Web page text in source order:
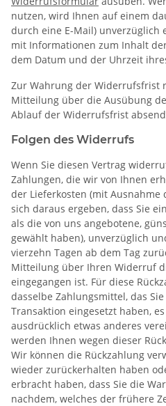
nutzen, wird Ihnen auf einem
durch eine E-Mail) unverzüglich
mit Informationen zum Inhalt
dem Datum und der Uhrzeit
Zur Wahrung der Widerrufsfrist
Mitteilung über die Ausübung
Ablauf der Widerrufsfrist
Folgen des Widerrufs
Wenn Sie diesen Vertrag
Zahlungen, die wir von Ihnen
der Lieferkosten (mit Ausnahme
sich daraus ergeben, dass Sie
als die von uns angebotene,
gewählt haben), unverzüglich
vierzehn Tagen ab dem Tag
Mitteilung über Ihren Widerruf
eingegangen ist. Für diese
dasselbe Zahlungsmittel, das
Transaktion eingesetzt haben,
ausdrücklich etwas anderes
werden Ihnen wegen dieser
Wir können die Rückzahlung
wieder zurückerhalten haben
erbracht haben, dass Sie die
nachdem, welches der frühere